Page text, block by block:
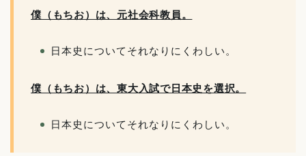
僕（もちお）は、元社会科教員。
日本史についてそれなりにくわしい。
僕（もちお）は、東大入試で日本史を選択。
日本史についてそれなりにくわしい。